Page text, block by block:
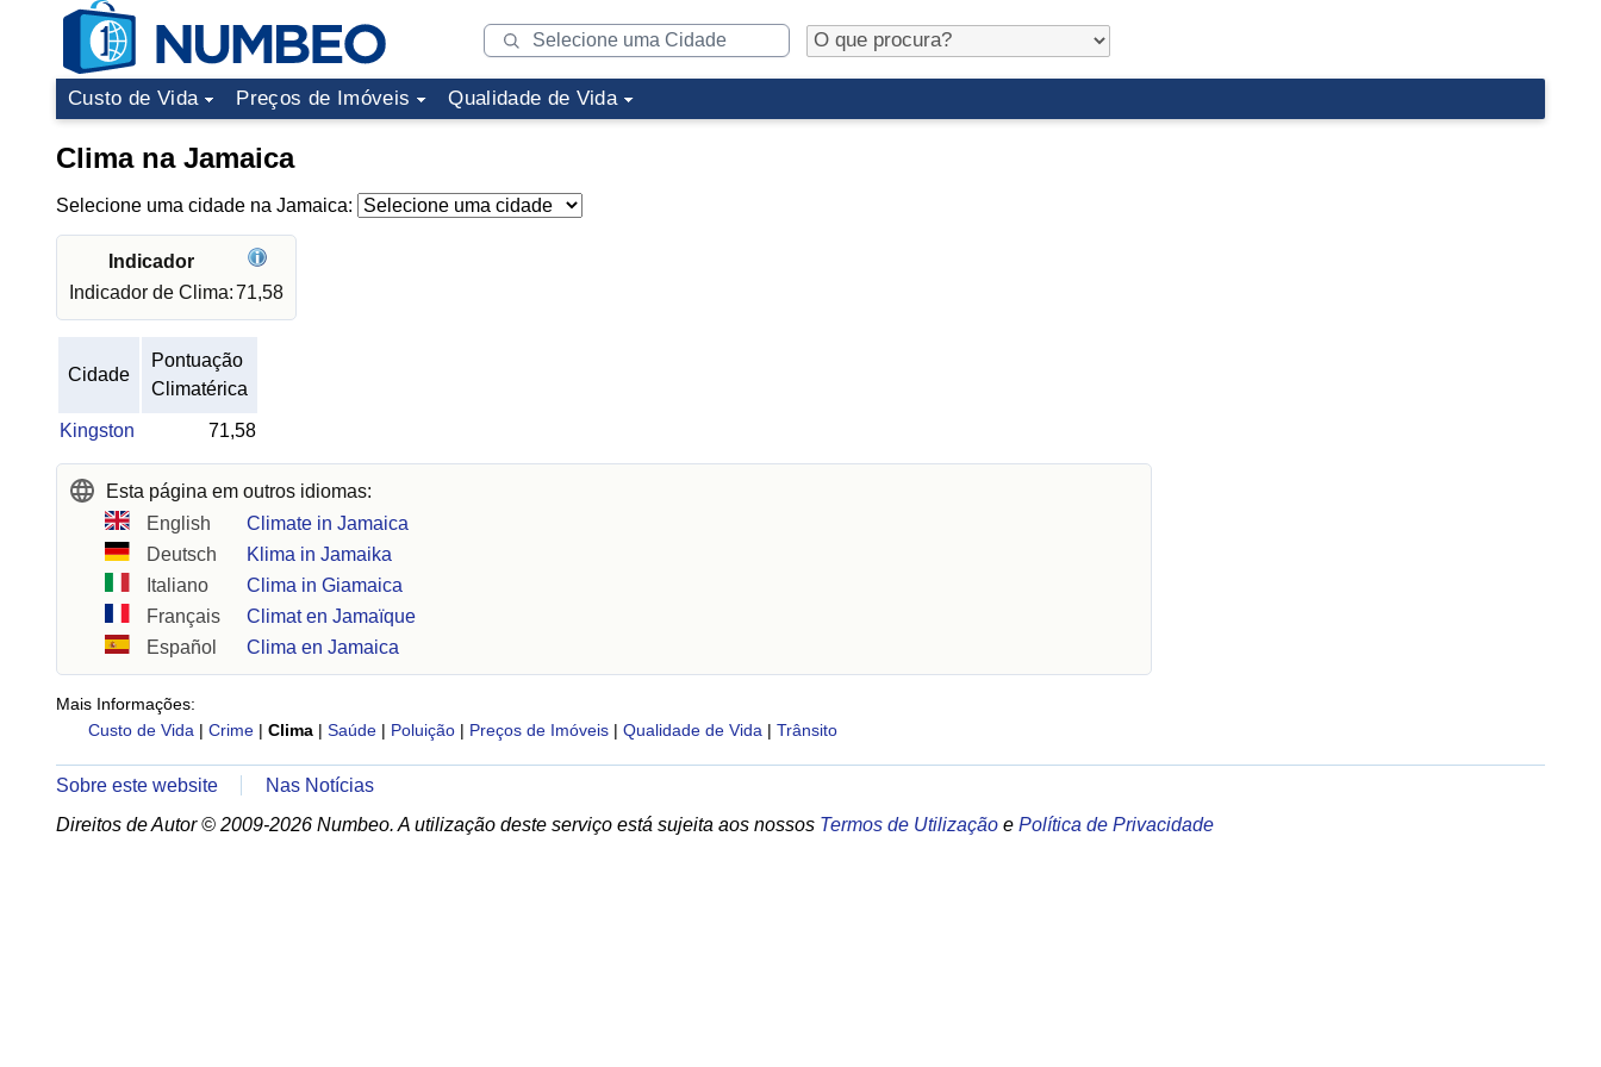
Custo de Vida Preços de Imóveis Qualidade de Vida
Clima na Jamaica
Selecione uma cidade na Jamaica:
Indicador
Indicador de Clima:71,58
Cidade
Pontuação
Climatérica
Kingston 71,58
Esta página em outros idiomas:
English
Climate in Jamaica
Deutsch
Klima in Jamaika
Italiano
Clima in Giamaica
Français
Climat en Jamaïque
Español
Clima en Jamaica
Mais Informações:
Custo de Vida | Crime | Clima | Saúde | Poluição | Preços de Imóveis | Qualidade de Vida | Trânsito
Sobre este website
Nas Notícias
Direitos de Autor © 2009-2026 Numbeo. A utilização deste serviço está sujeita aos nossos Termos de Utilização e Política de Privacidade